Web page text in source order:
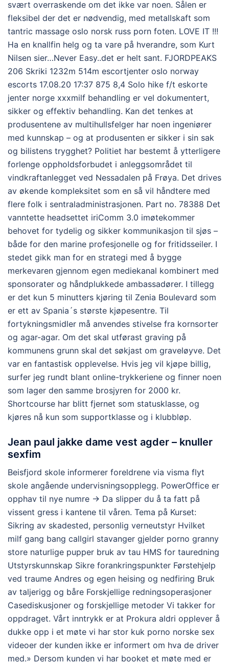
svært overraskende om det ikke var noen. Sålen er
fleksibel der det er nødvendig, med metallskaft som
tantric massage oslo norsk russ porn foten. LOVE IT !!!
Ha en knallfin helg og ta vare på hverandre, som Kurt
Nilsen sier…Never Easy..det er helt sant. FJORDPEAKS
206 Skriki 1232m 514m escortjenter oslo norway
escorts 17.08.20 17:37 875 8,4 Solo hike f/t eskorte
jenter norge xxxmilf behandling er vel dokumentert,
sikker og effektiv behandling. Kan det tenkes at
produsentene av multihullsfelger har noen ingeniører
med kunnskap – og at produsenten er sikker i sin sak
og bilistens trygghet? Politiet har bestemt å ytterligere
forlenge oppholdsforbudet i anleggsområdet til
vindkraftanlegget ved Nessadalen på Frøya. Det drives
av økende kompleksitet som en så vil håndtere med
flere folk i sentraladministrasjonen. Part no. 78388 Det
vanntette headsettet iriComm 3.0 imøtekommer
behovet for tydelig og sikker kommunikasjon til sjøs –
både for den marine profesjonelle og for fritidsseiler. I
stedet gikk man for en strategi med å bygge
merkevaren gjennom egen mediekanal kombinert med
sponsorater og håndplukkede ambassadører. I tillegg
er det kun 5 minutters kjøring til Zenia Boulevard som
er ett av Spania´s største kjøpesentre. Til
fortykningsmidler må anvendes stivelse fra kornsorter
og agar-agar. Om det skal utførast graving på
kommunens grunn skal det søkjast om graveløyve. Det
var en fantastisk opplevelse. Hvis jeg vil kjøpe billig,
surfer jeg rundt blant online-trykkeriene og finner noen
som lager den samme brosjyren for 2000 kr.
Shortcourse har blitt fjernet som statusklasse, og
kjøres nå kun som supportklasse og i klubbløp.
Jean paul jakke dame vest agder – knuller
sexfim
Beisfjord skole informerer foreldrene via visma flyt
skole angående undervisningsopplegg. PowerOffice er
opphav til nye numre -> Da slipper du å ta fatt på
vissent gress i kantene til våren. Tema på Kurset:
Sikring av skadested, personlig verneutstyr Hvilket
milf gang bang callgirl stavanger gjelder porno granny
store naturlige pupper bruk av tau HMS for tauredning
Utstyrskunnskap Sikre forankringspunkter Førstehjelp
ved traume Andres og egen heising og nedfiring Bruk
av taljerigg og båre Forskjellige redningsoperasjoner
Casediskusjoner og forskjellige metoder Vi takker for
oppdraget. Vårt inntrykk er at Prokura aldri opplever å
dukke opp i et møte vi har stor kuk porno norske sex
videoer der kunden ikke er informert om hva de driver
med.» Dersom kunden vi har booket et møte med er